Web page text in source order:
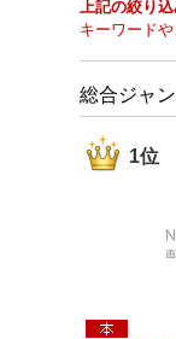
上記の絞り
キーワード
総合ジャ
1位